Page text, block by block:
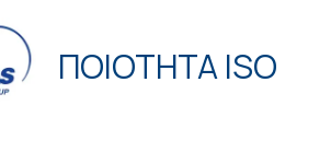
ΠΟΙΟΤΗΤΑ ISO